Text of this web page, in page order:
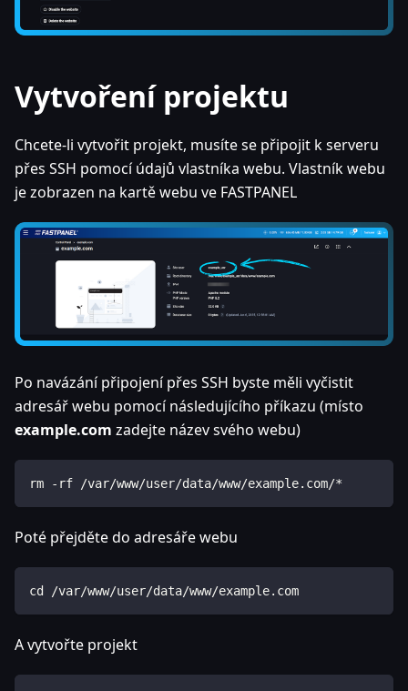
Vytvoření projektu
Chcete-li vytvořit projekt, musíte se připojit k serveru
přes SSH pomocí údajů vlastníka webu. Vlastník webu
je zobrazen na kartě webu ve FASTPANEL
Po navázání připojení přes SSH byste měli vyčistit
adresář webu pomocí následujícího příkazu (místo
example.com zadejte název svého webu)
rm -rf /var/www/user/data/www/example.com/*
Poté přejděte do adresáře webu
cd /var/www/user/data/www/example.com
A vytvořte projekt